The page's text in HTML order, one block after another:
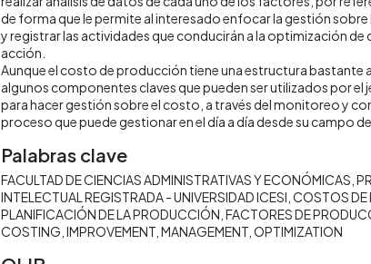
de forma que le permite al interesado enfocar la gestión
y registrar las actividades que conducirán a la optimización de
acción.
Aunque el costo de producción tiene una estructura bastante
algunos componentes claves que pueden ser utilizados por el
para hacer gestión sobre el costo, a través del monitoreo y
proceso que puede gestionar en el día a día desde su campo
Palabras clave
FACULTAD DE CIENCIAS ADMINISTRATIVAS Y ECONÓMICAS
INTELECTUAL REGISTRADA - UNIVERSIDAD ICESI COSTOS DE
PLANIFICACIÓN DE LA PRODUCCIÓN FACTORES DE
COSTING IMPROVEMENT MANAGEMENT OPTIMIZATION